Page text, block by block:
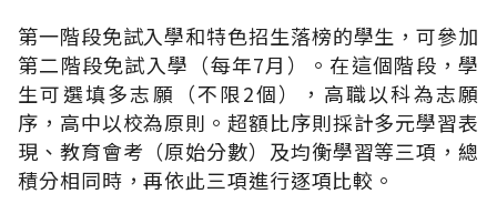
第一階段免試入學和特色招生落榜的學生，可參加
第二階段免試入學（每年7月）。在這個階段，學
生可選填多志願（不限2個），高職以科為志願
序，高中以校為原則。超額比序則採計多元學習表
現、教育會考（原始分數）及均衡學習等三項，總
積分相同時，再依此三項進行逐項比較。